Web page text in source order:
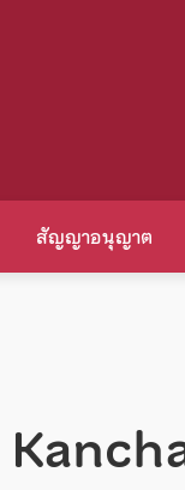
สัญญาอนุญาต